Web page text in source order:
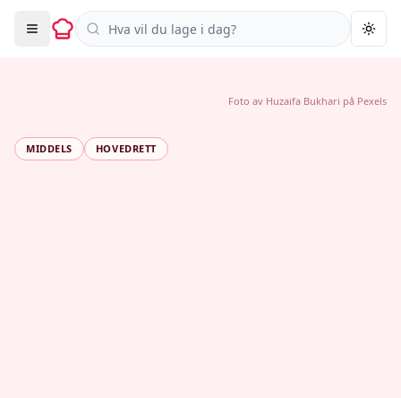
Søk i oppskrifter
MIDDELS HOVEDRETT
Foto av Huzaifa Bukhari på Pexels